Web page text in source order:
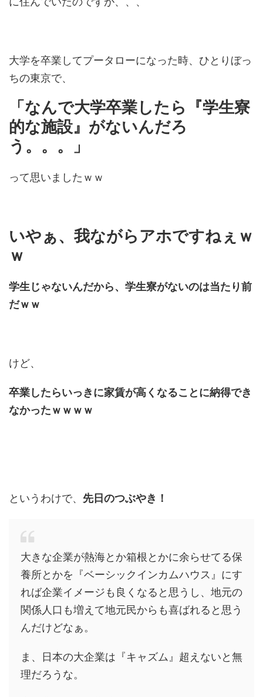
大学を卒業してプータローになった時、ひとりぼっ
ちの東京で、
「なんで大学卒業したら『学生寮
的な施設』がないんだろ
う。。。」
って思いましたｗｗ
いやぁ、我ながらアホですねぇｗ
ｗ
学生じゃないんだから、学生寮がないのは当たり前
だｗｗ
けど、
卒業したらいっきに家賃が高くなることに納得でき
なかったｗｗｗｗ
というわけで、 先日のつぶやき！
大きな企業が熱海とか箱根とかに余らせてる保
養所とかを『ベーシックインカムハウス』にす
れば企業イメージも良くなると思うし、地元の
関係人口も増えて地元民からも喜ばれると思う
んだけどなぁ。
ま、日本の大企業は『キャズム』超えないと無
理だろうな。